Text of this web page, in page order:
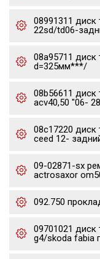
08991311
22sd/td06-
08a95711
d=325мм***/
08b56611
acv40,50 "06-
08c17220
ceed 12-
09-02871-sx
actrosaxor
092.750
09701021 диск
g4/skoda fabia